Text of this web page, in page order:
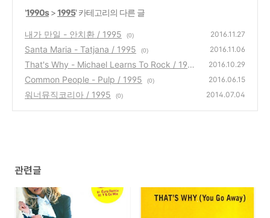
'1990s>1995' 카테고리의 다른 글
내가 만일 - 안치환 / 1995 (0) 2016.11.27
Santa Maria - Tatjana / 1995 (0) 2016.11.06
That's Why - Michael Learns To Rock / 199
5
(0)
2016.10.29
Common People - Pulp / 1995 (0) 2016.06.15
워너뮤직코리아 / 1995 (0) 2014.07.04
관련글